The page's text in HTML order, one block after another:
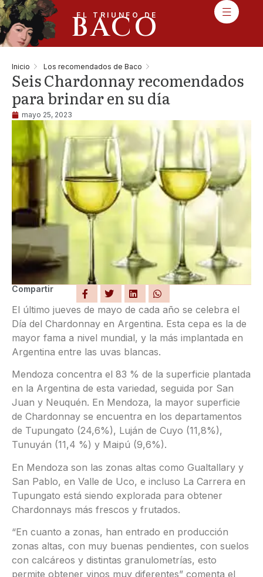
EL TRIUNFO DE
BACO
Inicio Los recomendados de Baco
Seis Chardonnay recomendados
para brindar en su día
mayo 25, 2023
Compartir
El último jueves de mayo de cada año se celebra el
Día del Chardonnay en Argentina. Esta cepa es la de
mayor fama a nivel mundial, y la más implantada en
Argentina entre las uvas blancas.
Mendoza concentra el 83 % de la superficie plantada
en la Argentina de esta variedad, seguida por San
Juan y Neuquén. En Mendoza, la mayor superficie
de Chardonnay se encuentra en los departamentos
de Tupungato (24,6%), Luján de Cuyo (11,8%),
Tunuyán (11,4 %) y Maipú (9,6%).
En Mendoza son las zonas altas como Gualtallary y
San Pablo, en Valle de Uco, e incluso La Carrera en
Tupungato está siendo explorada para obtener
Chardonnays más frescos y frutados.
“En cuanto a zonas, han entrado en producción
zonas altas, con muy buenas pendientes, con suelos
con calcáreos y distintas granulometrías, esto
permite obtener vinos muy diferentes” comenta el